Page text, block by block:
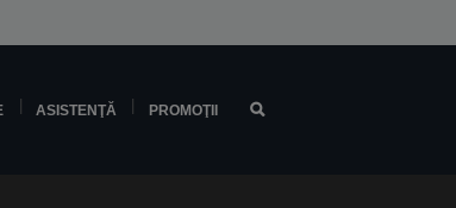
ASISTENŢĂ PROMOŢII